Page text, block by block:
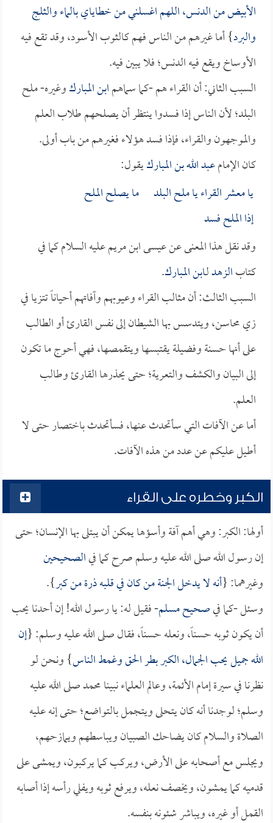
الأبيض من الدنس، اللهم اغسلني من خطاياي بالماء والثلج
والبرد} أما غيرهم من الناس فهم كالثوب الأسود، وقد تقع فيه
الأوساخ ويقع فيه الدنس؛ فلا يبين فيه.
السبب الثاني: أن القراء هم -كما سماهمابن المباركوغيره- ملح
البلد؛ لأن الناس إذا فسدوا ينتظر أن يصلحهم طلاب العلم
والموجهون والقراء، فإذا فسد هؤلاء فغيرهم من باب أولى.
كان الإمامعبد الله بن المباركيقول:
يا معشر القراء يا ملح البلد ما يصلح الملح
إذا الملح فسد
وقد نقل هذا المعنى عن عيسى ابن مريم عليه السلام كما في
كتابالزهدلـابن المبارك.
السبب الثالث: أن مثالب القراء وعيوبهم وآفاتهم أحياناً تتزيا في
زي محاسن، ويتدسس بها الشيطان إلى نفس القارئ أو الطالب
على أنها حسنة وفضيلة يقتبسها ويتقمصها، فهي أحوج ما تكون
إلى البيان والكشف والتعرية؛ حتى يحذرها القارئ وطالب
العلم.
أما عن الآفات التي سأتحدث عنها، فسأتحدث باختصار حتى لا
أطيل عليكم عن عدد من هذه الآفات.
الكبر وخطره على القراء
أولها: الكبر: وهي أهم آفة وأسؤها يمكن أن يبتلى بها الإنسان؛ حتى
إن رسول الله صلى الله عليه وسلم صرح كما فيالصحيحين
وغيرهما: {أنه لا يدخل الجنة من كان في قلبه ذرة من كبر}.
وسئل -كما فيصحيح مسلم- فقيل له: يا رسول الله! إن أحدنا يحب
أن يكون ثوبه حسناً، ونعله حسناً، فقال صلى الله عليه وسلم: {إن
الله جميل يحب الجمال، الكبر بطر الحق وغمط الناس} ونحن لو
نظرنا في سيرة إمام الأئمة، وعالم العلماء نبينا محمد صلى الله عليه
وسلم؛ لوجدنا أنه كان يتحلى ويتجمل بالتواضع؛ حتى إنه عليه
الصلاة والسلام كان يضاحك الصبيان ويباسطهم ويمازحهم،
ويجلس مع أصحابه على الأرض، ويركب كما يركبون، ويمشى على
قدميه كما يمشون، ويخصف نعله، ويرفع ثوبه ويفلي رأسه إذا أصابه
القمل أو غيره، ويباشر شئونه بنفسه.